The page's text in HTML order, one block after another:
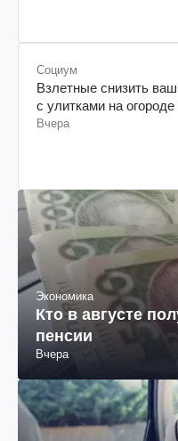
Социум
Взлетные снизить
с улитками на огороде
Вчера
Экономика
Кто в августе
пенсии
Вчера